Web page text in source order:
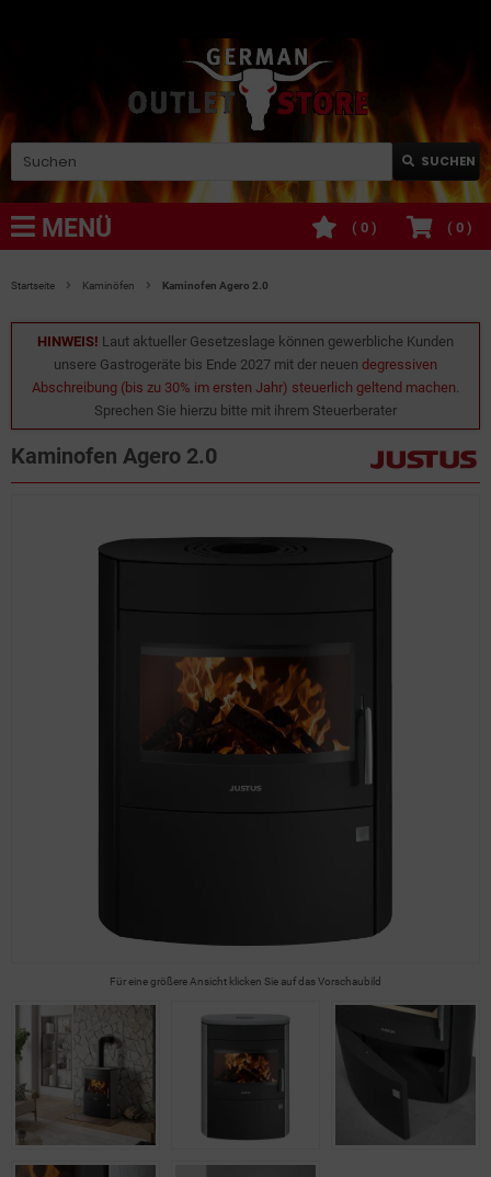
SUCHEN
MENÜ ( 0 )
( 0 )
Startseite Kaminöfen Kaminofen Agero 2.0
HINWEIS! Laut aktueller Gesetzeslage können gewerbliche Kunden
unsere Gastrogeräte bis Ende 2027 mit der neuen degressiven
Abschreibung (bis zu 30% im ersten Jahr) steuerlich geltend machen.
Sprechen Sie hierzu bitte mit ihrem Steuerberater
Kaminofen Agero 2.0
Für eine größere Ansicht klicken Sie auf das Vorschaubild